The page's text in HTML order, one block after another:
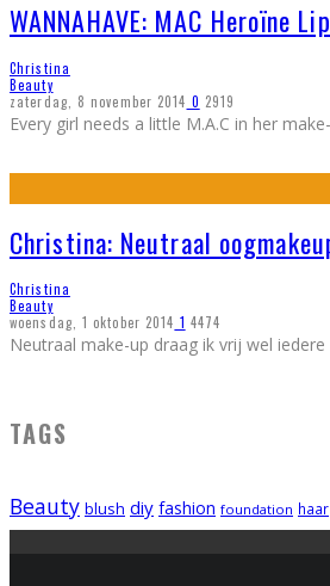
WANNAHAVE: MAC Heroïne
Christina
Beauty
zaterdag, 8 november 2014 0 2919
Every girl needs a little M.A.C in her
Christina: Neutraal
Christina
Beauty
woensdag, 1 oktober 2014 1 4474
Neutraal make-up draag ik vrij wel
TAGS
Beauty blush diy fashion foundation haar